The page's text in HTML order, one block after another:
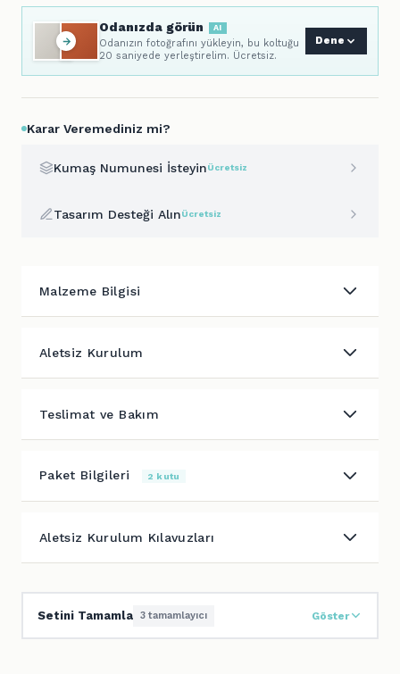
Odanızda görün AI
Odanızın fotoğrafını yükleyin, bu koltuğu
20 saniyede yerleştirelim. Ücretsiz.
Dene
Karar Veremediniz mi?
Kumaş Numunesi İsteyinÜcretsiz
Tasarım Desteği AlınÜcretsiz
Malzeme Bilgisi
Aletsiz Kurulum
Teslimat ve Bakım
Paket Bilgileri 2 kutu
Aletsiz Kurulum Kılavuzları
Setini Tamamla 3 tamamlayıcı Göster